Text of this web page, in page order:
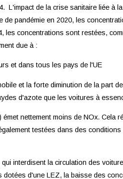
L'impact de la crise sanitaire liée à
pandémie en 2020, les
les concentrations sont restées,
due à :
et dans tous les pays de l'UE
et la forte diminution de la part
d'azote que les voitures à
nettement moins de NOx. Cela
testées dans des
interdisent la circulation des
d'une LEZ, la baisse des